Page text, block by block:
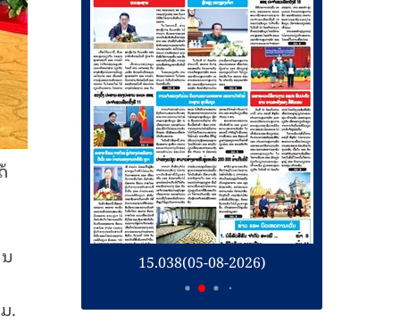
.
15.038(05-08-2026)